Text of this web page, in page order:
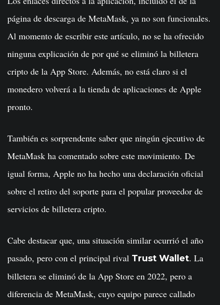
página de descarga de MetaMask, ya no son funcionales.
Al momento de escribir este artículo, no se ha ofrecido
ninguna explicación de por qué se eliminó la billetera
cripto de la App Store. Además, no está claro si el
monedero volverá a la tienda de aplicaciones de Apple
pronto.
También es sorprendente saber que ningún ejecutivo de
MetaMask ha comentado sobre este movimiento. De
igual forma, Apple no ha hecho una declaración oficial
sobre el retiro del soporte para el popular proveedor de
servicios de billetera cripto.
Cabe destacar que, una situación similar ocurrió el año
pasado, pero con el principal rival Trust Wallet. La
billetera se eliminó de la App Store en 2022, pero a
diferencia de MetaMask, cuyo equipo parece callado